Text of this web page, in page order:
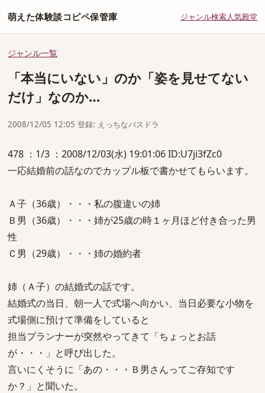
萌えた体験談コピペ保管庫 ジャンル検索人気殿堂
ジャンル一覧
「本当にいない」のか「姿を見せてない
だけ」なのか…
2008/12/05 12:05 登録: えっちなバスドラ
478 ：1/3 ：2008/12/03(水) 19:01:06 ID:U7ji3fZc0
一応結婚前の話なのでカップル板で書かせてもらいます。
Ａ子（36歳）・・・私の腹違いの姉
Ｂ男（36歳）・・・姉が25歳の時１ヶ月ほど付き合った男
性
Ｃ男（29歳）・・・姉の婚約者
姉（Ａ子）の結婚式の話です。
結婚式の当日、朝一人で式場へ向かい、当日必要な小物を
式場側に預けて準備をしていると
担当プランナーが突然やってきて「ちょっとお話
が・・・」と呼び出した。
言いにくそうに「あの・・・Ｂ男さんってご存知です
か？」と聞いた。